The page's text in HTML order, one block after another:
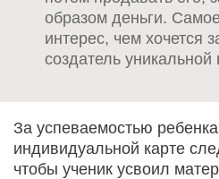
образом деньги.
интерес, чем хочется
создатель
За успеваемостью
индивидуальной карте
чтобы ученик усвоил